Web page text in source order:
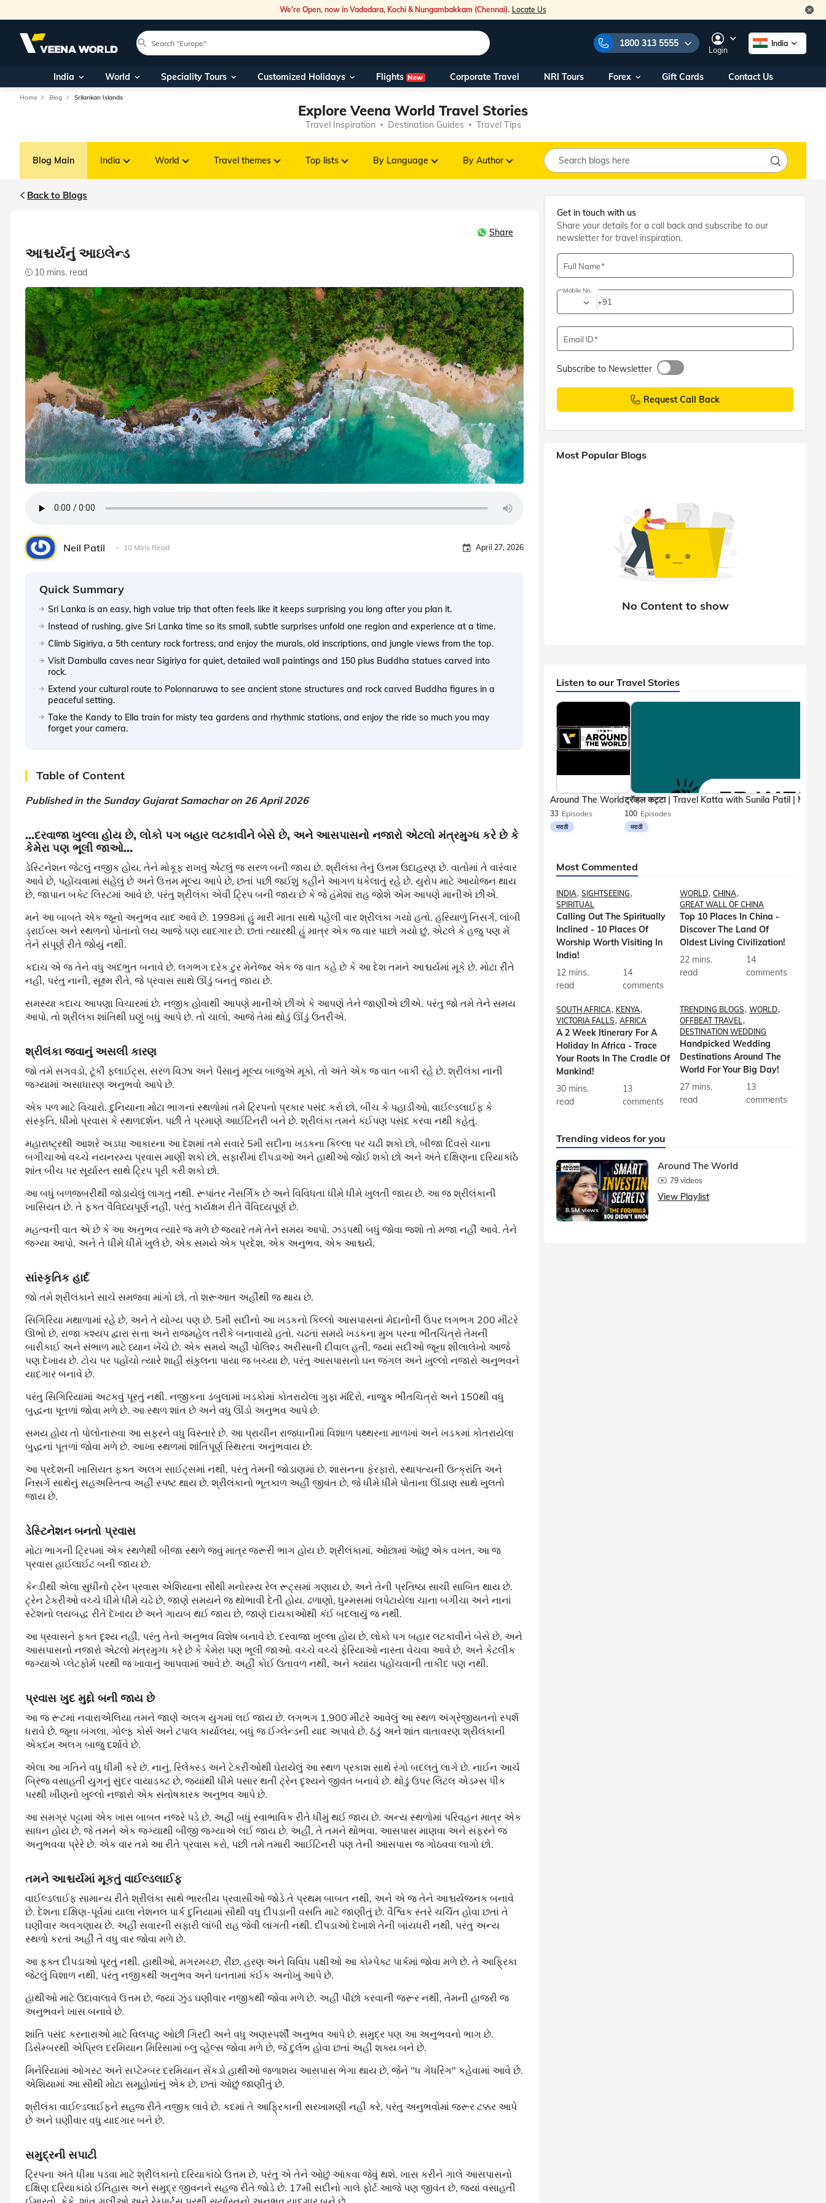
We're Open, now in Vadodara, Kochi & Nungambakkam (Chennai). Locate Us
1800 313 5555
Our Toll Free Numbers:
1800 313 5555
You can also call us on:
Foreign Nationals/
NRIs travelling
Within India
+91 915 200 4511
+91 887 997 2221
travel@veenaworld.com
Nearest Veena World Office
Business hours10AM - 7PM
Login
India
India World Speciality Tours Customized Holidays Flights New Corporate Travel NRI Tours Forex Gift Cards Contact Us
Home Blog Srilankan Islands
Explore Veena World Travel Stories
Travel Inspiration Destination Guides Travel Tips
Blog Main India World Travel themes Top lists By Language By Author
Back to Blogs
Share
આશ્ચર્યનું આઇલેન્ડ
10 mins. read
Neil Patil 10 Mins Read April 27, 2026
Quick Summary
Sri Lanka is an easy, high value trip that often feels like it keeps surprising you long after you plan it.
Instead of rushing, give Sri Lanka time so its small, subtle surprises unfold one region and experience at a time.
Climb Sigiriya, a 5th century rock fortress, and enjoy the murals, old inscriptions, and jungle views from the top.
Visit Dambulla caves near Sigiriya for quiet, detailed wall paintings and 150 plus Buddha statues carved into
rock.
Extend your cultural route to Polonnaruwa to see ancient stone structures and rock carved Buddha figures in a
peaceful setting.
Take the Kandy to Ella train for misty tea gardens and rhythmic stations, and enjoy the ride so much you may
forget your camera.
Table of Content
Published in the Sunday Gujarat Samachar on 26 April 2026
...દરવાજા ખુલ્લા હોય છે, લોકો પગ બહાર લટકાવીને બેસે છે, અને આસપાસનો નજારો એટલો મંત્રમુગ્ધ કરે છે કે
કેમેરા પણ ભૂલી જાઓ...
ડેસ્ટિનેશન જેટલું નજીક હોય, તેને મોકૂફ રાખવું એટલું જ સરળ બની જાય છે. શ્રીલંકા તેનું ઉત્તમ ઉદાહરણ છે. વાતોમાં તે વારંવાર
આવે છે, પહોંચવામાં સહેલું છે અને ઉત્તમ મૂલ્ય આપે છે, છતાં પછી જઈશું કહીને આગળ ધકેલાતું રહે છે. યુરોપ માટે આયોજન થાય
છે, જાપાન બકેટ લિસ્ટમાં આવે છે, પરંતુ શ્રીલંકા એવી ટ્રિપ બની જાય છે કે જે હંમેશાં રાહ જોશે એમ આપણે માનીએ છીએ.
મને આ બાબતે એક જૂનો અનુભવ યાદ આવે છે. 1998માં હું મારી માતા સાથે પહેલી વાર શ્રીલંકા ગયો હતો. હરિયાળું નિસર્ગ, લાંબી
ડ્રાઈવ્સ અને સ્થળનો પોતાનો લય આજે પણ યાદગાર છે. છતાં ત્યારથી હું માત્ર એક જ વાર પાછો ગયો છું, એટલે કે હજુ પણ મેં
તેને સંપૂર્ણ રીતે જોયું નથી.
કદાચ એ જ તેને વધુ અદભુત બનાવે છે. લગભગ દરેક ટુર મેનેજર એક જ વાત કહે છે કે આ દેશ તમને આશ્ચર્યમાં મૂકે છે. મોટા રીતે
નહીં, પરંતુ નાની, સૂક્ષ્મ રીતે, જે પ્રવાસ સાથે ઊંડું બનતું જાય છે.
સમસ્યા કદાચ આપણા વિચારમાં છે. નજીક હોવાથી આપણે માનીએ છીએ કે આપણે તેને જાણીએ છીએ. પરંતુ જો તમે તેને સમય
આપો, તો શ્રીલંકા શાંતિથી ઘણું બધું આપે છે. તો ચાલો, આજે તેમાં થોડું ઊંડું ઉતરીએ.
શ્રીલંકાજવાનુંઅસલી કારણ
જો તમે સગવડો, ટૂંકી ફ્લાઈટ્સ, સરળ વિઝા અને પૈસાનું મૂલ્ય બાજુએ મૂકો, તો અંતે એક જ વાત બાકી રહે છે. શ્રીલંકા નાની
જગ્યામાં અસાધારણ અનુભવો આપે છે.
એક પળ માટે વિચારો. દુનિયાના મોટા ભાગનાં સ્થળોમાં તમે ટ્રિપનો પ્રકાર પસંદ કરો છો, બીચ કે પહાડીઓ, વાઈલ્ડલાઈફ કે
સંસ્કૃતિ, ધીમો પ્રવાસ કે સ્થળદર્શન. પછી તે પ્રમાણે આઈટિનરી બને છે. શ્રીલંકા તમને કંઈપણ પસંદ કરવા નથી કહેતું.
મહારાષ્ટ્રથી આશરે અડધા આકારના આ દેશમાં તમે સવારે 5મી સદીના ખડકના કિલ્લા પર ચઢી શકો છો, બીજા દિવસે ચાના
બગીચાઓ વચ્ચે નયનરમ્ય પ્રવાસ માણી શકો છો, સફારીમાં દીપડાઓ અને હાથીઓ જોઈ શકો છો અને અંતે દક્ષિણના દરિયાકાંઠે
શાંત બીચ પર સૂર્યાસ્ત સાથે ટ્રિપ પૂરી કરી શકો છો.
આ બધું બળજબરીથી જોડાયેલું લાગતું નથી. રૂપાંતર નૈસર્ગિક છે અને વિવિધતા ધીમે ધીમે ખુલતી જાય છે. આ જ શ્રીલંકાની
ખાસિયત છે. તે ફક્ત વૈવિધ્યપૂર્ણ નહીં, પરંતુ કાર્યક્ષમ રીતે વૈવિધ્યપૂર્ણ છે.
મહત્વની વાત એ છે કે આ અનુભવ ત્યારે જ મળે છે જ્યારે તમે તેને સમય આપો. ઝડપથી બધું જોવા જશો તો મજા નહીં આવે. તેને
જગ્યા આપો, અને તે ધીમે ધીમે ખુલે છે, એક સમયે એક પ્રદેશ, એક અનુભવ, એક આશ્ચર્ય.
સાંસ્કૃતિક હાર્દ
જો તમે શ્રીલંકાને સાચે સમજવા માંગો છો, તો શરૂઆત અહીંથી જ થાય છે.
સિગિરિયા મથાળામાં રહે છે, અને તે યોગ્ય પણ છે. 5મી સદીનો આ ખડકનો કિલ્લો આસપાસનાં મેદાનોની ઉપર લગભગ 200 મીટરે
ઊભો છે, રાજા કશ્યપ દ્વારા સત્તા અને રાજમહેલ તરીકે બનાવાયો હતો. ચઢતાં સમયે ખડકના મુખ પરના ભીંતચિત્રો તેમની
બારીકાઈ અને સંભાળ માટે ધ્યાન ખેંચે છે. એક સમયે અહીં પોલિશ્ડ અરીસાની દીવાલ હતી, જ્યાં સદીઓ જૂના શીલાલેખો આજે
પણ દેખાય છે. ટોચ પર પહોંચો ત્યારે શાહી સંકુલના પાયા જ બચ્યા છે, પરંતુ આસપાસનો ઘન જંગલ અને ખુલ્લો નજારો અનુભવને
યાદગાર બનાવે છે.
પરંતુ સિગિરિયામાં અટકવું પૂરતું નથી. નજીકના ડંબુલામાં ખડકોમાં કોતરાયેલા ગુફા મંદિરો, નાજુક ભીંતચિત્રો અને 150થી વધુ
બુદ્ધના પૂતળાં જોવા મળે છે. આ સ્થળ શાંત છે અને વધુ ઊંડો અનુભવ આપે છે.
સમય હોય તો પોલોનારુવા આ સફરને વધુ વિસ્તારે છે. આ પ્રાચીન રાજધાનીમાં વિશાળ પથ્થરના માળખાં અને ખડકમાં કોતરાયેલા
બુદ્ધનાં પૂતળાં જોવા મળે છે. આખા સ્થળમાં શાંતિપૂર્ણ સ્થિરતા અનુભવાય છે.
આ પ્રદેશની ખાસિયત ફક્ત અલગ સાઈટ્સમાં નથી, પરંતુ તેમની જોડાણમાં છે. શાસનના ફેરફારો, સ્થાપત્યની ઉત્ક્રાંતિ અને
નિસર્ગ સાથેનું સહઅસ્તિત્વ અહીં સ્પષ્ટ થાય છે. શ્રીલંકાનો ભૂતકાળ અહીં જીવંત છે, જે ધીમે ધીમે પોતાના ઊંડાણ સાથે ખુલતો
જાય છે.
ડેસ્ટિનેશનબનતો પ્રવાસ
મોટા ભાગની ટ્રિપમાં એક સ્થળેથી બીજા સ્થળે જવું માત્ર જરૂરી ભાગ હોય છે. શ્રીલંકામાં, ઓછામાં ઓછું એક વખત, આ જ
પ્રવાસ હાઈલાઈટ બની જાય છે.
કેન્ડીથી એલા સુધીનો ટ્રેન પ્રવાસ એશિયાના સૌથી મનોરમ્ય રેલ રૂટ્સમાં ગણાય છે, અને તેની પ્રતિષ્ઠા સાચી સાબિત થાય છે.
ટ્રેન ટેકરીઓ વચ્ચે ધીમે ધીમે ચઢે છે, જાણે સમયને જ થોભાવી દેતી હોય. ઢળાણો, ધુમ્મસમાં લપેટાયેલા ચાના બગીચા અને નાનાં
સ્ટેશનો લયબદ્ધ રીતે દેખાય છે અને ગાયબ થઈ જાય છે, જાણે દાયકાઓથી કંઈ બદલાયું જ નથી.
આ પ્રવાસને ફક્ત દૃશ્ય નહીં, પરંતુ તેનો અનુભવ વિશેષ બનાવે છે. દરવાજા ખુલ્લા હોય છે, લોકો પગ બહાર લટકાવીને બેસે છે, અને
આસપાસનો નજારો એટલો મંત્રમુગ્ધ કરે છે કે કેમેરા પણ ભૂલી જાઓ. વચ્ચે વચ્ચે ફેરિયાઓ નાસ્તા વેચવા આવે છે, અને કેટલીક
જગ્યાએ પ્લેટફોર્મ પરથી જ ખાવાનું આપવામાં આવે છે. અહીં કોઈ ઉતાવળ નથી, અને ક્યાંય પહોંચવાની તાકીદ પણ નથી.
પ્રવાસ ખુદ મુદ્દો બની જાય છે
આ જ રૂટમાં નવારાએલિયા તમને જાણે અલગ યુગમાં લઈ જાય છે. લગભગ 1,900 મીટરે આવેલું આ સ્થળ અંગ્રેજીયતનો સ્પર્શ
ધરાવે છે. જૂના બંગલા, ગોલ્ફ કોર્સ અને ટપાલ કાર્યાલય, બધું જ ઈંગ્લેન્ડની યાદ અપાવે છે. ઠંડું અને શાંત વાતાવરણ શ્રીલંકાની
એકદમ અલગ બાજુ દર્શાવે છે.
એલા આ ગતિને વધુ ધીમી કરે છે. નાનું, રિલેક્સ્ડ અને ટેકરીઓથી ઘેરાયેલું આ સ્થળ પ્રકાશ સાથે રંગો બદલતું લાગે છે. નાઈન આર્ચ
બ્રિજ વસાહતી યુગનું સુંદર વાયાડક્ટ છે, જ્યાંથી ધીમે પસાર થતી ટ્રેન દૃશ્યને જીવંત બનાવે છે. થોડું ઉપર લિટલ એડમ્સ પીક
પરથી ખીણનો ખુલ્લો નજારો એક સંતોષકારક અનુભવ આપે છે.
આ સમગ્ર પટ્ટામાં એક ખાસ બાબત નજરે પડે છે, અહીં બધું સ્વાભાવિક રીતે ધીમું થઈ જાય છે. અન્ય સ્થળોમાં પરિવહન માત્ર એક
સાધન હોય છે, જે તમને એક જગ્યાથી બીજી જગ્યાએ લઈ જાય છે. અહીં, તે તમને થોભવા, આસપાસ માણવા અને સફરને જ
અનુભવવા પ્રેરે છે. એક વાર તમે આ રીતે પ્રવાસ કરો, પછી તમે તમારી આઈટિનરી પણ તેની આસપાસ જ ગોઠવવા લાગો છો.
તમનેઆશ્ચર્યમાંમૂકતું વાઈલ્ડલાઈફ
વાઈલ્ડલાઈફ સામાન્ય રીતે શ્રીલંકા સાથે ભારતીય પ્રવાસીઓ જોડે તે પ્રથમ બાબત નથી, અને એ જ તેને આશ્ચર્યજનક બનાવે
છે. દેશના દક્ષિણ-પૂર્વમાં યાલા નેશનલ પાર્ક દુનિયામાં સૌથી વધુ દીપડાની વસતિ માટે જાણીતું છે. વૈશ્વિક સ્તરે ચર્ચિત હોવા છતાં તે
ઘણીવાર અવગણાય છે. અહીં સવારની સફારી લાંબી રાહ જેવી લાગતી નથી. દીપડાઓ દેખાશે તેની બાંયધરી નથી, પરંતુ અન્ય
સ્થળો કરતાં અહીં તે વધુ વાર જોવા મળે છે.
આ ફક્ત દીપડાઓ પૂરતું નથી. હાથીઓ, મગરમચ્છ, રીંછ, હરણ અને વિવિધ પક્ષીઓ આ કોમ્પેક્ટ પાર્કમાં જોવા મળે છે. તે આફ્રિકા
જેટલું વિશાળ નથી, પરંતુ નજીકથી અનુભવ અને ઘનતામાં કંઈક અનોખું આપે છે.
હાથીઓ માટે ઉદાવાલાવે ઉત્તમ છે, જ્યાં ઝુંડ ઘણીવાર નજીકથી જોવા મળે છે. અહીં પીછો કરવાની જરૂર નથી, તેમની હાજરી જ
અનુભવને ખાસ બનાવે છે.
શાંતિ પસંદ કરનારાઓ માટે વિલપાટુ ઓછી ગિરદી અને વધુ અણસ્પર્શી અનુભવ આપે છે. સમુદ્ર પણ આ અનુભવનો ભાગ છે.
ડિસેમ્બરથી એપ્રિલ દરમિયાન મિરિસામાં બ્લુ વ્હેલ્સ જોવા મળે છે, જે દુર્લભ હોવા છતાં અહીં શક્ય બને છે.
મિનેરિયામાં ઓગસ્ટ અને સપ્ટેમ્બર દરમિયાન સેંકડો હાથીઓ જળાશય આસપાસ ભેગા થાય છે, જેને "ધ ગેધરિંગ" કહેવામાં આવે છે.
એશિયામાં આ સૌથી મોટા સમૂહોમાંનું એક છે, છતાં ઓછું જાણીતું છે.
શ્રીલંકા વાઈલ્ડલાઈફને સહજ રીતે નજીક લાવે છે. કદમાં તે આફ્રિકાની સરખામણી નહીં કરે, પરંતુ અનુભવોમાં જરૂર ટક્કર આપે
છે અને ઘણીવાર વધુ યાદગાર બને છે.
સમુદ્રની સપાટી
ટ્રિપના અંતે ધીમા પડવા માટે શ્રીલંકાનો દરિયાકાંઠો ઉત્તમ છે, પરંતુ એ તેને ઓછું આંકવા જેવું થશે. ખાસ કરીને ગાલે આસપાસનો
દક્ષિણ દરિયાકાંઠો ઈતિહાસ અને સમુદ્ર જીવનને સહજ રીતે જોડે છે. 17મી સદીનો ગાલે ફોર્ટ આજે પણ જીવંત છે, જ્યાં વસાહતી
Get in touch with us
Share your details for a call back and subscribe to our
newsletter for travel inspiration.
Full Name
Mobile No.
+91
Email ID
Subscribe to Newsletter
Request Call Back
Most Popular Blogs
Listen to our Travel Stories
33 Episodes
मराठी
Around The World
100 Episodes
मराठी
Most Commented
INDIA SIGHTSEEING
SPIRITUAL
Calling Out The Spiritually
Inclined - 10 Places Of
Worship Worth Visiting In
India!
12 mins.
read
14
comments
WORLD CHINA
GREAT WALL OF CHINA
Top 10 Places In China -
Discover The Land Of
Oldest Living Civilization!
22 mins.
read
14
comments
SOUTH AFRICA KENYA
VICTORIA FALLS
AFRICA
A 2 Week Itinerary For A
Holiday In Africa - Trace
Your Roots In The Cradle Of
Mankind!
30 mins.
read
13
comments
TRENDING BLOGS
WORLD
OFFBEAT TRAVEL
DESTINATION WEDDING
Handpicked Wedding
Destinations Around The
World For Your Big Day!
27 mins.
read
13
comments
Trending videos for you
8.5M views
Around The World
79 videos
View Playlist